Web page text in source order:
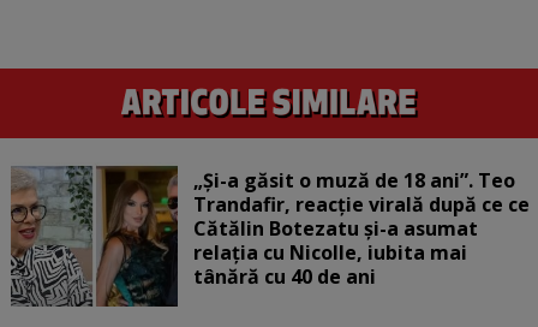
„Și-a găsit o muză de 18 ani”. Teo
Trandafir, reacție virală după ce ce
Cătălin Botezatu și-a asumat
relația cu Nicolle, iubita mai
tânără cu 40 de ani